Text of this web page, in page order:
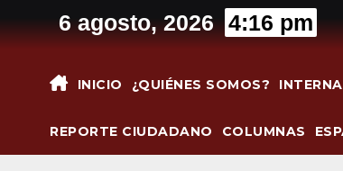
al
6 agosto, 2026 4:16 pm
INICIO ¿QUIÉNES SOMOS?
REPORTE CIUDADANO COLUMNAS